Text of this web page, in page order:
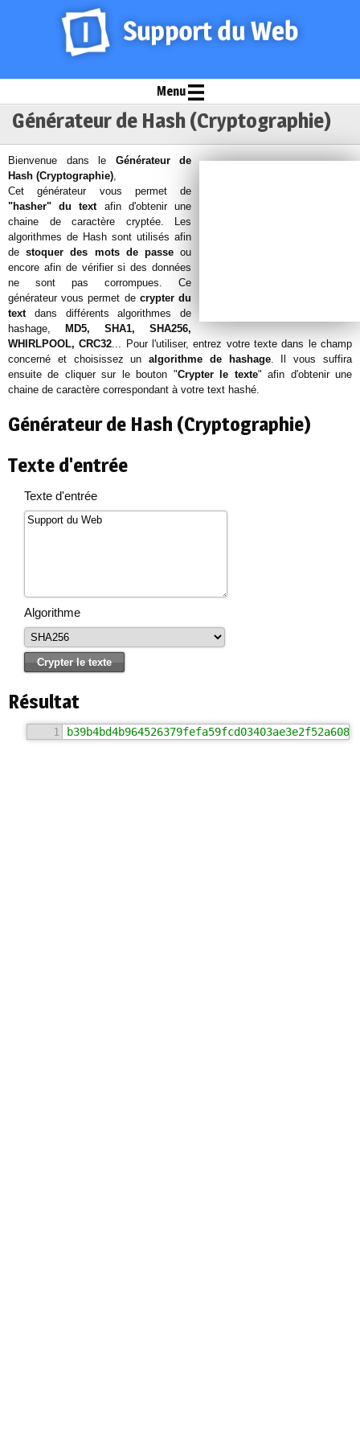
Menu
Générateur de Hash (Cryptographie)
Bienvenue dans le Générateur de
Hash (Cryptographie),
Cet générateur vous permet de
"hasher" du textafin d'obtenir une
chaine de caractère cryptée. Les
algorithmes de Hash sont utilisés afin
destoquer des mots de passeou
encore afin de vérifier si des données
ne sont pas corrompues. Ce
générateur vous permet de crypter du
textdans différents algorithmes de
hashage,
MD5, SHA1, SHA256,
WHIRLPOOL, CRC32... Pour l'utiliser, entrez votre texte dans le champ
concerné et choisissez unalgorithme de hashage. Il vous suffira
ensuite de cliquer sur le bouton "Crypter le texte" afin d'obtenir une
chaine de caractère correspondant à votre text hashé.
Générateur de Hash (Cryptographie)
Texte d'entrée
Texte d'entrée
Algorithme
Résultat
1